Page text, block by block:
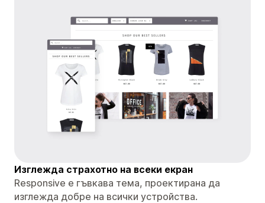
Изглежда страхотно на всеки екран
Responsive е гъвкава тема, проектирана да
изглежда добре на всички устройства.